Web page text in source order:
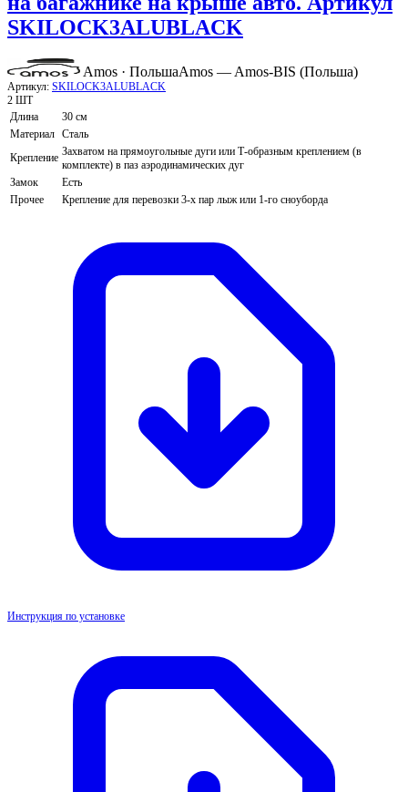
SKILOCK3ALUBLACK
Amos · ПольшаAmos — Amos-BIS (Польша)
Артикул: SKILOCK3ALUBLACK
2 ШТ
Длина
30 см
Материал Сталь
Крепление Захватом на прямоугольные дуги или Т-образным креплением (в
комплекте) в паз аэродинамических дуг
Замок
Есть
Прочее
Крепление для перевозки 3-х пар лыж или 1-го сноуборда
Инструкция по установке